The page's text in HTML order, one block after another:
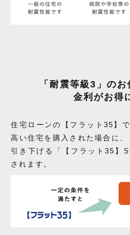
「耐震等級3」のお
金利がお得
住宅ローンの【フラット35】
高い住宅を購入された場合に、
引き下げる「【フラット35】
されます。